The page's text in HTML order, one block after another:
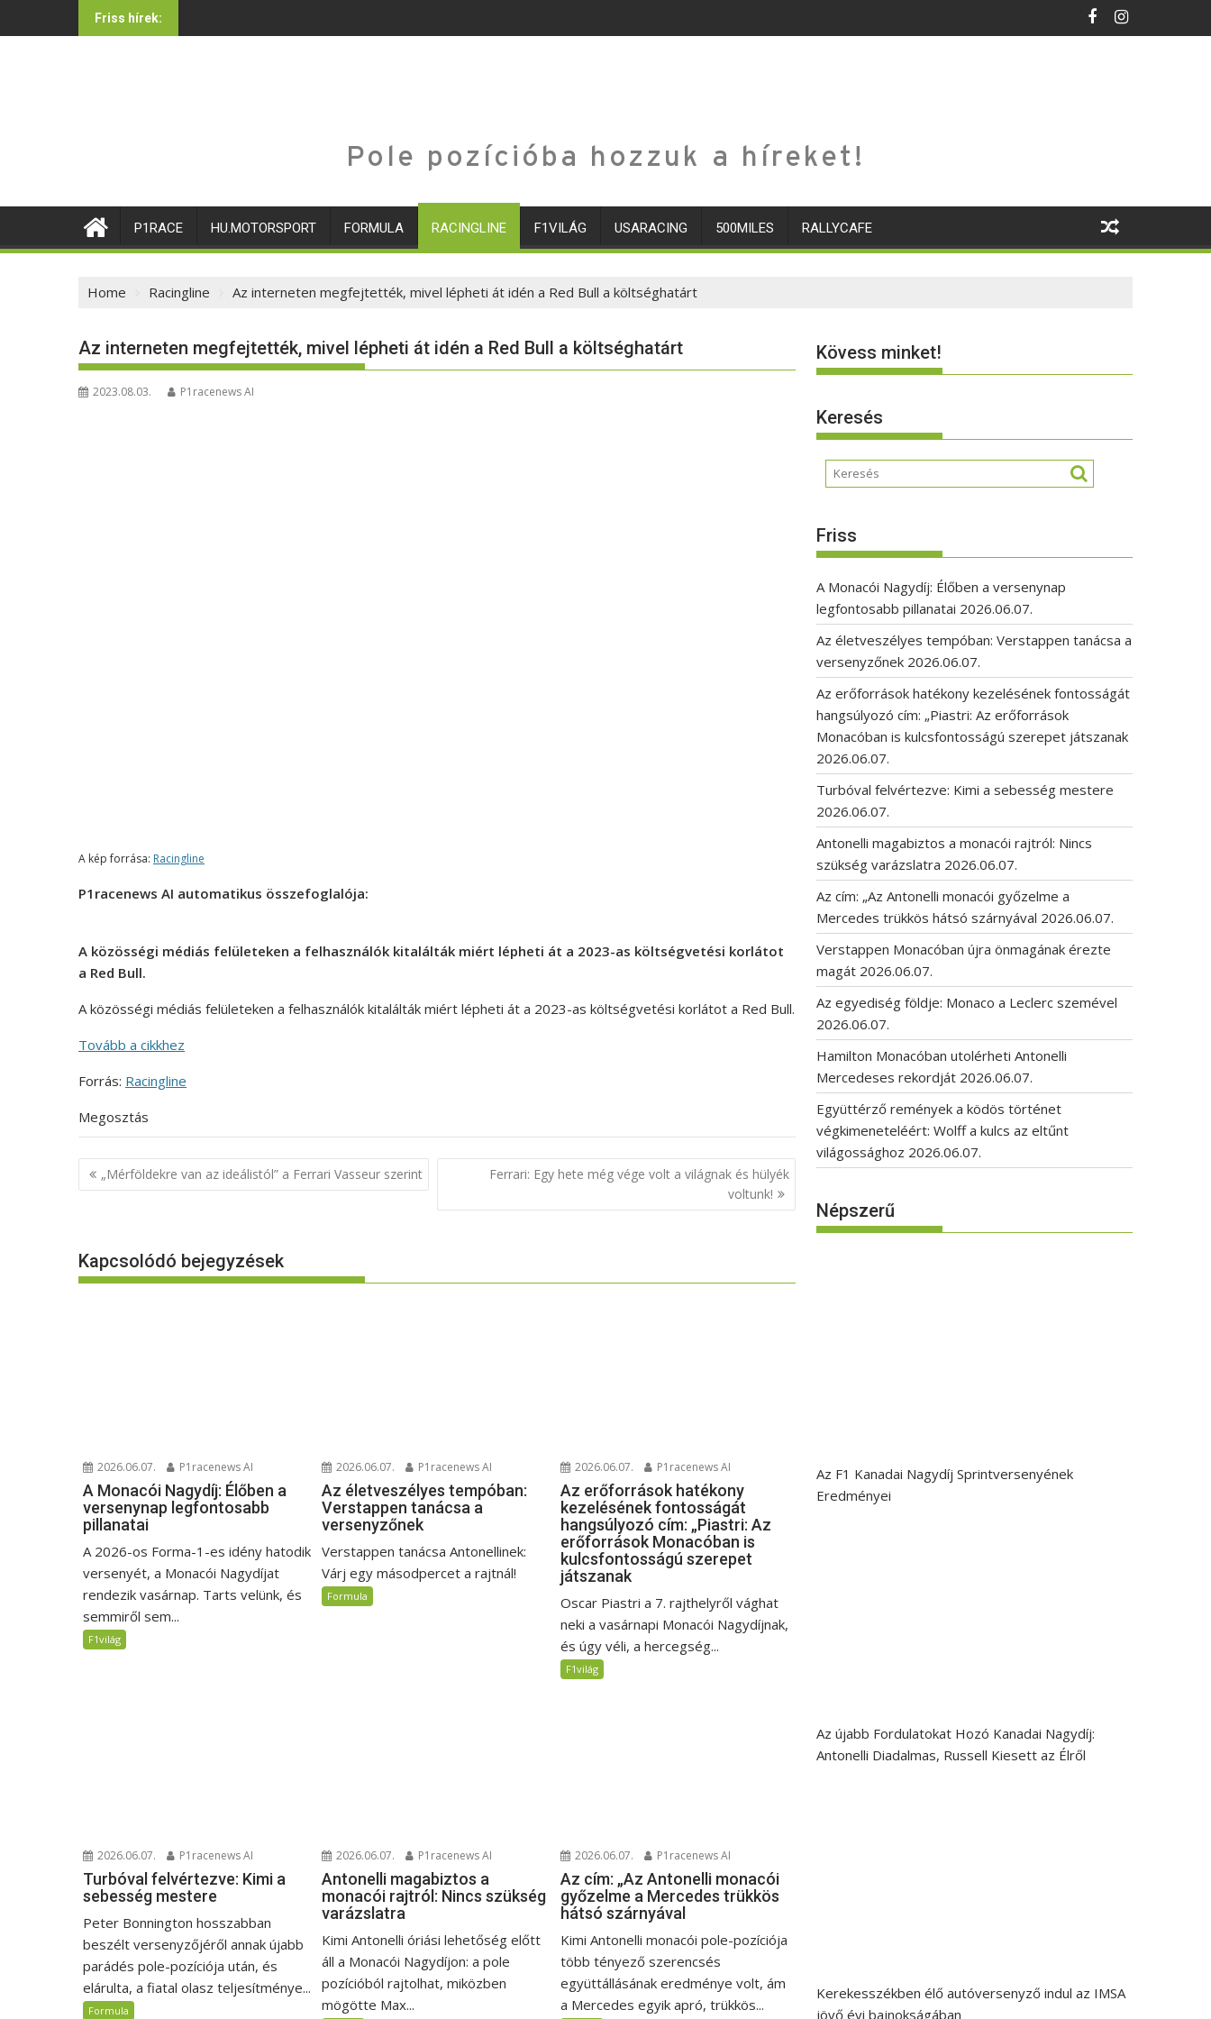
to
Friss hírek:
Pole pozícióba hozzuk a híreket!
P1RACE HU.MOTORSPORT FORMULA RACINGLINE F1VILÁG USARACING 500MILES RALLYCAFE
Home Racingline Az interneten megfejtették, mivel lépheti át idén a Red Bull a költséghatárt
Az interneten megfejtették, mivel lépheti át idén a Red Bull a költséghatárt
2023.08.03. P1racenews AI
A kép forrása: Racingline
P1racenews AI automatikus összefoglalója:
A közösségi médiás felületeken a felhasználók kitalálták miért lépheti át a 2023-as költségvetési korlátot
a Red Bull.
A közösségi médiás felületeken a felhasználók kitalálták miért lépheti át a 2023-as költségvetési korlátot a Red Bull.
Tovább a cikkhez
Forrás: Racingline
Megosztás
Bejegyzés
navigáció
„Mérföldekre van az ideálistól” a Ferrari Vasseur szerint
Ferrari: Egy hete még vége volt a világnak és hülyék
voltunk!
Kapcsolódó bejegyzések
2026.06.07. P1racenews AI
A Monacói Nagydíj: Élőben a
versenynap legfontosabb
pillanatai
A 2026-os Forma-1-es idény hatodik
versenyét, a Monacói Nagydíjat
rendezik vasárnap. Tarts velünk, és
semmiről sem...
F1világ
2026.06.07. P1racenews AI
Az életveszélyes tempóban:
Verstappen tanácsa a
versenyzőnek
Verstappen tanácsa Antonellinek:
Várj egy másodpercet a rajtnál!
Formula
2026.06.07. P1racenews AI
Az erőforrások hatékony
kezelésének fontosságát
hangsúlyozó cím: „Piastri: Az
erőforrások Monacóban is
kulcsfontosságú szerepet
játszanak
Oscar Piastri a 7. rajthelyről vághat
neki a vasárnapi Monacói Nagydíjnak,
és úgy véli, a hercegség...
F1világ
2026.06.07. P1racenews AI
Turbóval felvértezve: Kimi a
sebesség mestere
Peter Bonnington hosszabban
beszélt versenyzőjéről annak újabb
parádés pole-pozíciója után, és
elárulta, a fiatal olasz teljesítménye...
Formula
2026.06.07. P1racenews AI
Antonelli magabiztos a
monacói rajtról: Nincs szükség
varázslatra
Kimi Antonelli óriási lehetőség előtt
áll a Monacói Nagydíjon: a pole
pozícióból rajtolhat, miközben
mögötte Max...
2026.06.07. P1racenews AI
Az cím: „Az Antonelli monacói
győzelme a Mercedes trükkös
hátsó szárnyával
Kimi Antonelli monacói pole-pozíciója
több tényező szerencsés
együttállásának eredménye volt, ám
a Mercedes egyik apró, trükkös...
Kövess minket!
Keresés
Friss
A Monacói Nagydíj: Élőben a versenynap
legfontosabb pillanatai 2026.06.07.
Az életveszélyes tempóban: Verstappen tanácsa a
versenyzőnek 2026.06.07.
Az erőforrások hatékony kezelésének fontosságát
hangsúlyozó cím: „Piastri: Az erőforrások
Monacóban is kulcsfontosságú szerepet játszanak
2026.06.07.
Turbóval felvértezve: Kimi a sebesség mestere
2026.06.07.
Antonelli magabiztos a monacói rajtról: Nincs
szükség varázslatra 2026.06.07.
Az cím: „Az Antonelli monacói győzelme a
Mercedes trükkös hátsó szárnyával 2026.06.07.
Verstappen Monacóban újra önmagának érezte
magát 2026.06.07.
Az egyediség földje: Monaco a Leclerc szemével
2026.06.07.
Hamilton Monacóban utolérheti Antonelli
Mercedeses rekordját 2026.06.07.
Együttérző remények a ködös történet
végkimeneteléért: Wolff a kulcs az eltűnt
világossághoz 2026.06.07.
Népszerű
Az F1 Kanadai Nagydíj Sprintversenyének
Eredményei
Az újabb Fordulatokat Hozó Kanadai Nagydíj:
Antonelli Diadalmas, Russell Kiesett az Élről
Kerekesszékben élő autóversenyző indul az IMSA
jövő évi bajnokságában